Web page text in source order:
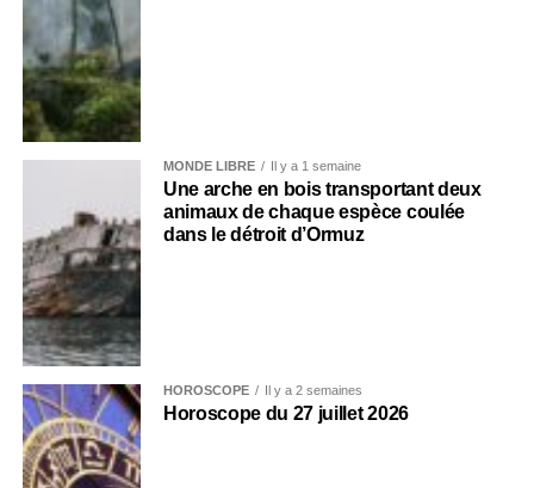
MONDE LIBRE Il y a 1 semaine
Une arche en bois transportant deux
animaux de chaque espèce coulée
dans le détroit d’Ormuz
HOROSCOPE Il y a 2 semaines
Horoscope du 27 juillet 2026